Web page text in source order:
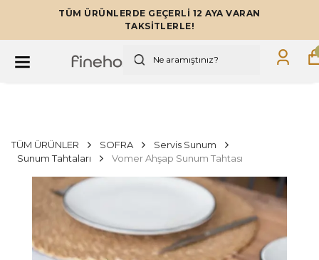
TÜM ÜRÜNLERDE GEÇERLİ 12 AYA VARAN
TAKSİTLERLE!
TÜM ÜRÜNLER SOFRA
Servis Sunum
Sunum Tahtaları
Vomer Ahşap Sunum Tahtası